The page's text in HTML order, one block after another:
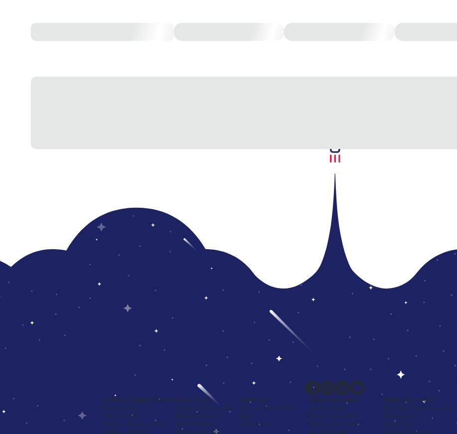
Sobre a Happy Books
Quem somos
Fale Conosco
Política de Privacidade
Política de Frete
Para você
Esqueci Minha senha
Editar endereço
Meu Carrinho
Meus Favoritos
Serviços
Seja um Revendedor
Blog
Assinatura
Mais Buscados
Alfabetização
Livros para Bebês
Livros para Colorir
Apoio Escolar
Mais para você
Não Abra Esta Categoria
Dinossauros
Interativos
Contos Clássicos